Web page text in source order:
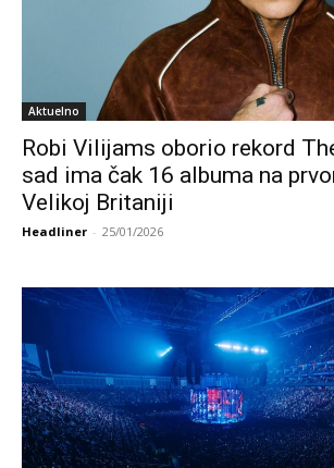
Aktuelno
Robi Vilijams oborio rekord
sad ima čak 16 albuma na
Velikoj Britaniji
Headliner - 25/01/2026